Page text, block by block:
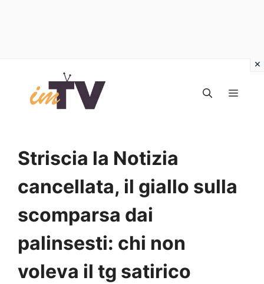
contenuto
Striscia la Notizia
cancellata, il giallo sulla
scomparsa dai
palinsesti: chi non
voleva il tg satirico